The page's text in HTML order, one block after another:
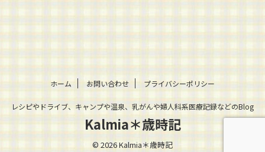
ホーム お問い合わせ プライバシーポリシー
レシピやドライブ、キャンプや温泉、乳がんや婦人科系医療記録などのBlog
Kalmia＊歳時記
© 2026 Kalmia＊歳時記